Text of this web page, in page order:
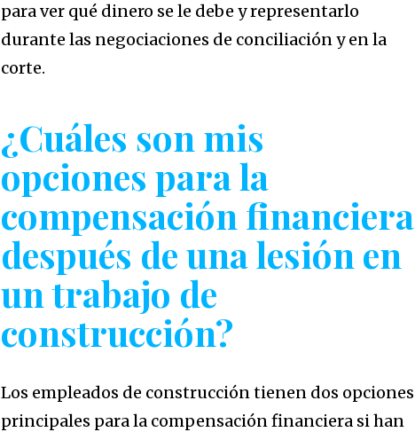
para ver qué dinero se le debe y representarlo
durante las negociaciones de conciliación y en la
corte.
¿Cuáles son mis
opciones para la
compensación financiera
después de una lesión en
un trabajo de
construcción?
Los empleados de construcción tienen dos opciones
principales para la compensación financiera si han